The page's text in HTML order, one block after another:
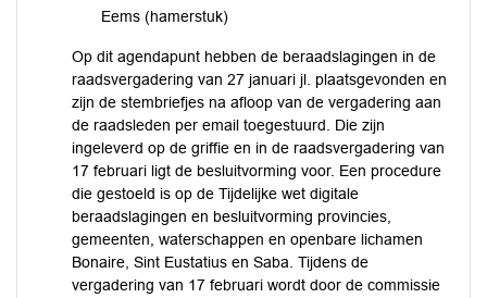
Eems (hamerstuk)
Op dit agendapunt hebben de beraadslagingen in de
raadsvergadering van 27 januari jl. plaatsgevonden en
zijn de stembriefjes na afloop van de vergadering aan
de raadsleden per email toegestuurd. Die zijn
ingeleverd op de griffie en in de raadsvergadering van
17 februari ligt de besluitvorming voor. Een procedure
die gestoeld is op de Tijdelijke wet digitale
beraadslagingen en besluitvorming provincies,
gemeenten, waterschappen en openbare lichamen
Bonaire, Sint Eustatius en Saba. Tijdens de
vergadering van 17 februari wordt door de commissie